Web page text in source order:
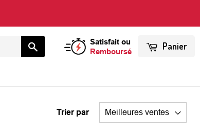
Satisfait ou
Remboursé
Panier
Trier par